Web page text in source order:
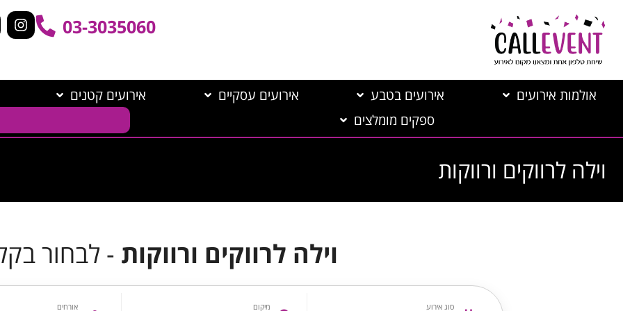
03-3035060
אולמות אירועים אירועים בטבע אירועים עסקיים אירועים קטנים
ספקים מומלצים
וילה לרווקים ורווקות
וילה לרווקים ורווקות - לבחור
סוג אירוע מיקום אורחים